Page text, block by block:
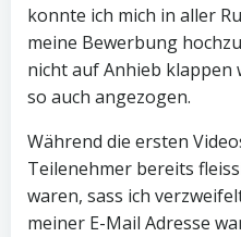
konnte ich mich in aller
meine Bewerbung
nicht auf Anhieb klappen
so auch angezogen.
Während die ersten
Teilenehmer bereits
waren, sass ich
meiner E-Mail Adresse